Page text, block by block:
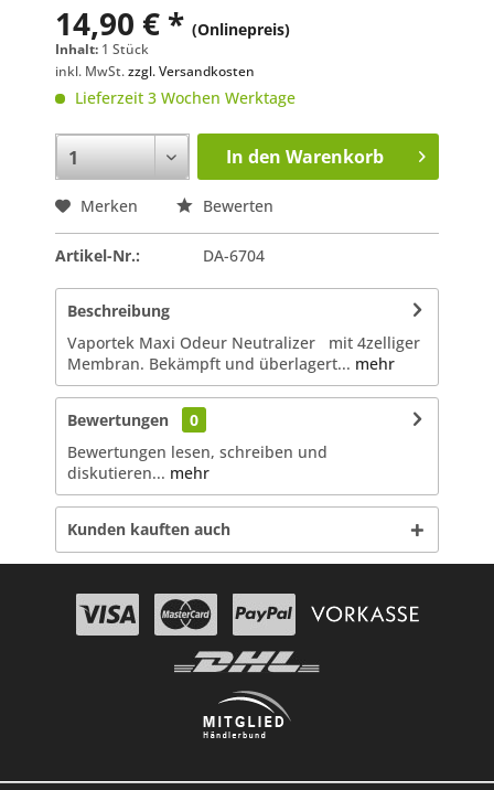
14,90 € * (Onlinepreis)
Inhalt: 1 Stück
inkl. MwSt.zzgl. Versandkosten
Lieferzeit 3 Wochen Werktage
In den Warenkorb
Merken Bewerten
Artikel-Nr.: DA-6704
Beschreibung
Vaportek Maxi Odeur Neutralizer mit 4zelliger
Membran. Bekämpft und überlagert... mehr
Bewertungen
0
Bewertungen lesen, schreiben und
diskutieren... mehr
Kunden kauften auch